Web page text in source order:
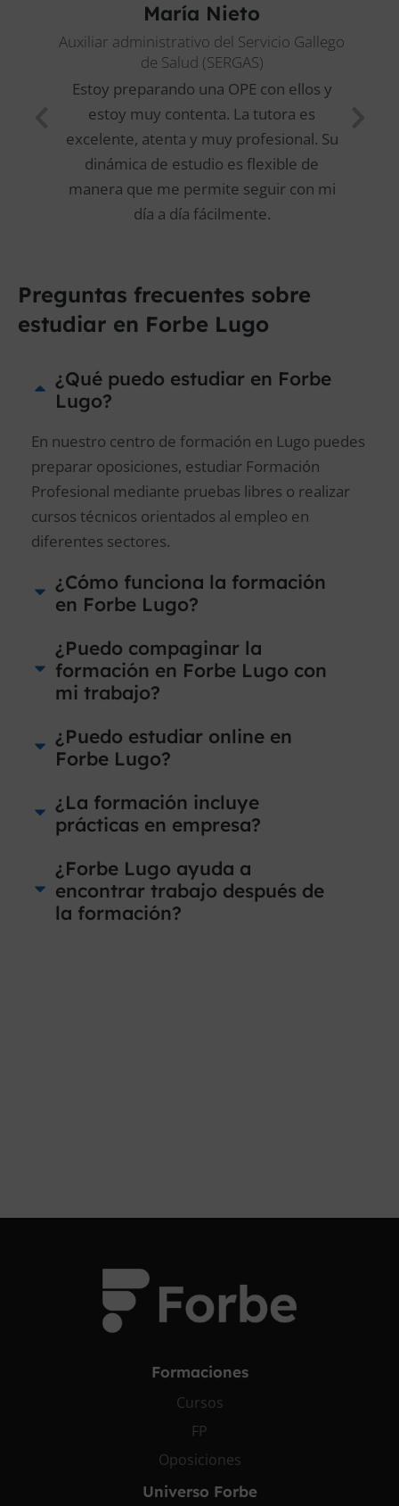
María Nieto
Auxiliar administrativo del Servicio Gallego
de Salud (SERGAS)
Estoy preparando una OPE con ellos y
estoy muy contenta. La tutora es
excelente, atenta y muy profesional. Su
dinámica de estudio es flexible de
manera que me permite seguir con mi
día a día fácilmente.
Preguntas frecuentes sobre
estudiar en Forbe Lugo
¿Qué puedo estudiar en Forbe
Lugo?
En nuestro centro de formación en Lugo puedes
preparar oposiciones, estudiar Formación
Profesional mediante pruebas libres o realizar
cursos técnicos orientados al empleo en
diferentes sectores.
¿Cómo funciona la formación
en Forbe Lugo?
¿Puedo compaginar la
formación en Forbe Lugo con
mi trabajo?
¿Puedo estudiar online en
Forbe Lugo?
¿La formación incluye
prácticas en empresa?
¿Forbe Lugo ayuda a
encontrar trabajo después de
la formación?
Formaciones
Cursos
FP
Oposiciones
Universo Forbe